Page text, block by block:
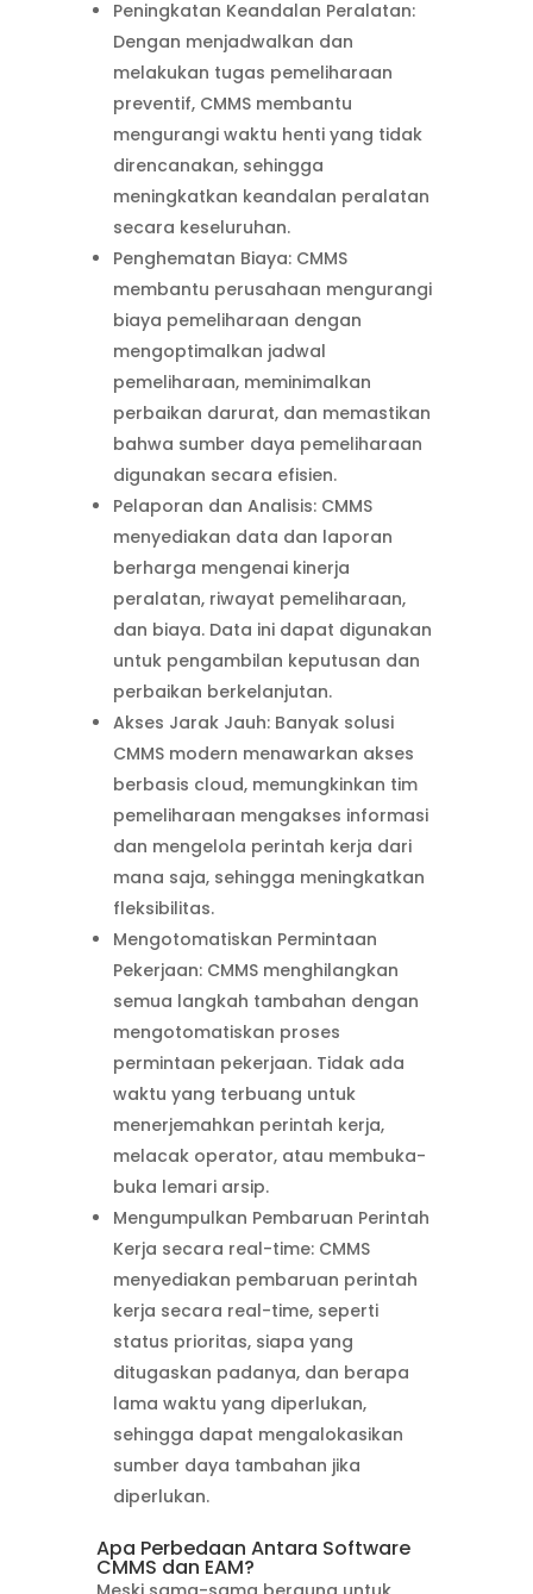
Peningkatan Keandalan Peralatan:
Dengan menjadwalkan dan
melakukan tugas pemeliharaan
preventif, CMMS membantu
mengurangi waktu henti yang tidak
direncanakan, sehingga
meningkatkan keandalan peralatan
secara keseluruhan.
Penghematan Biaya: CMMS
membantu perusahaan mengurangi
biaya pemeliharaan dengan
mengoptimalkan jadwal
pemeliharaan, meminimalkan
perbaikan darurat, dan memastikan
bahwa sumber daya pemeliharaan
digunakan secara efisien.
Pelaporan dan Analisis: CMMS
menyediakan data dan laporan
berharga mengenai kinerja
peralatan, riwayat pemeliharaan,
dan biaya. Data ini dapat digunakan
untuk pengambilan keputusan dan
perbaikan berkelanjutan.
Akses Jarak Jauh: Banyak solusi
CMMS modern menawarkan akses
berbasis cloud, memungkinkan tim
pemeliharaan mengakses informasi
dan mengelola perintah kerja dari
mana saja, sehingga meningkatkan
fleksibilitas.
Mengotomatiskan Permintaan
Pekerjaan: CMMS menghilangkan
semua langkah tambahan dengan
mengotomatiskan proses
permintaan pekerjaan. Tidak ada
waktu yang terbuang untuk
menerjemahkan perintah kerja,
melacak operator, atau membuka-
buka lemari arsip.
Mengumpulkan Pembaruan Perintah
Kerja secara real-time: CMMS
menyediakan pembaruan perintah
kerja secara real-time, seperti
status prioritas, siapa yang
ditugaskan padanya, dan berapa
lama waktu yang diperlukan,
sehingga dapat mengalokasikan
sumber daya tambahan jika
diperlukan.
Apa Perbedaan Antara Software
CMMS dan EAM?